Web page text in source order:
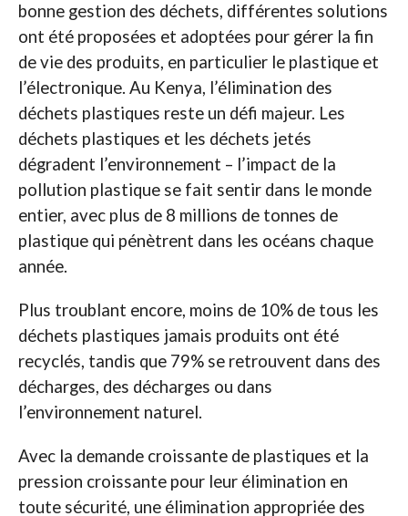
bonne gestion des déchets, différentes solutions
ont été proposées et adoptées pour gérer la fin
de vie des produits, en particulier le plastique et
l’électronique. Au Kenya, l’élimination des
déchets plastiques reste un défi majeur. Les
déchets plastiques et les déchets jetés
dégradent l’environnement – l’impact de la
pollution plastique se fait sentir dans le monde
entier, avec plus de 8 millions de tonnes de
plastique qui pénètrent dans les océans chaque
année.
Plus troublant encore, moins de 10% de tous les
déchets plastiques jamais produits ont été
recyclés, tandis que 79% se retrouvent dans des
décharges, des décharges ou dans
l’environnement naturel.
Avec la demande croissante de plastiques et la
pression croissante pour leur élimination en
toute sécurité, une élimination appropriée des